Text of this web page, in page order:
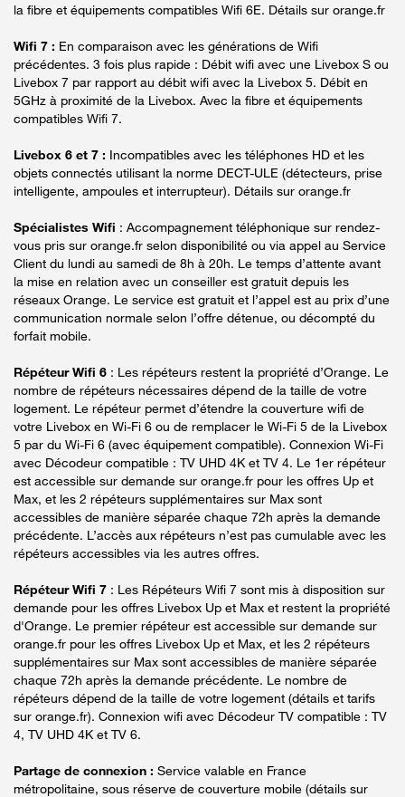
la fibre et équipements compatibles Wifi 6E. Détails sur orange.fr
Wifi 7 : En comparaison avec les générations de Wifi
précédentes. 3 fois plus rapide : Débit wifi avec une Livebox S ou
Livebox 7 par rapport au débit wifi avec la Livebox 5. Débit en
5GHz à proximité de la Livebox. Avec la fibre et équipements
compatibles Wifi 7.
Livebox 6 et 7 : Incompatibles avec les téléphones HD et les
objets connectés utilisant la norme DECT-ULE (détecteurs, prise
intelligente, ampoules et interrupteur). Détails sur orange.fr
Spécialistes Wifi : Accompagnement téléphonique sur rendez-
vous pris sur orange.fr selon disponibilité ou via appel au Service
Client du lundi au samedi de 8h à 20h. Le temps d’attente avant
la mise en relation avec un conseiller est gratuit depuis les
réseaux Orange. Le service est gratuit et l’appel est au prix d’une
communication normale selon l’offre détenue, ou décompté du
forfait mobile.
Répéteur Wifi 6 : Les répéteurs restent la propriété d’Orange. Le
nombre de répéteurs nécessaires dépend de la taille de votre
logement. Le répéteur permet d’étendre la couverture wifi de
votre Livebox en Wi-Fi 6 ou de remplacer le Wi-Fi 5 de la Livebox
5 par du Wi-Fi 6 (avec équipement compatible). Connexion Wi-Fi
avec Décodeur compatible : TV UHD 4K et TV 4. Le 1er répéteur
est accessible sur demande sur orange.fr pour les offres Up et
Max, et les 2 répéteurs supplémentaires sur Max sont
accessibles de manière séparée chaque 72h après la demande
précédente. L’accès aux répéteurs n’est pas cumulable avec les
répéteurs accessibles via les autres offres.
Répéteur Wifi 7 : Les Répéteurs Wifi 7 sont mis à disposition sur
demande pour les offres Livebox Up et Max et restent la propriété
d'Orange. Le premier répéteur est accessible sur demande sur
orange.fr pour les offres Livebox Up et Max, et les 2 répéteurs
supplémentaires sur Max sont accessibles de manière séparée
chaque 72h après la demande précédente. Le nombre de
répéteurs dépend de la taille de votre logement (détails et tarifs
sur orange.fr). Connexion wifi avec Décodeur TV compatible : TV
4, TV UHD 4K et TV 6.
Partage de connexion : Service valable en France
métropolitaine, sous réserve de couverture mobile (détails sur